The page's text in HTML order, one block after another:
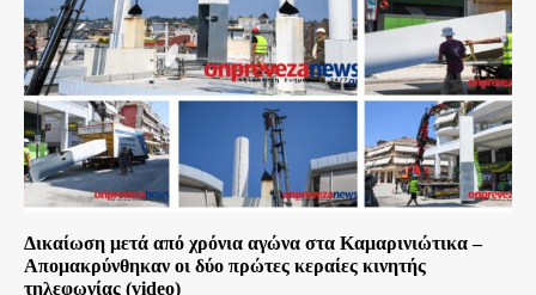
Δικαίωση μετά από χρόνια αγώνα στα Καμαρινιώτικα –
Απομακρύνθηκαν οι δύο πρώτες κεραίες κινητής
τηλεφωνίας (video)